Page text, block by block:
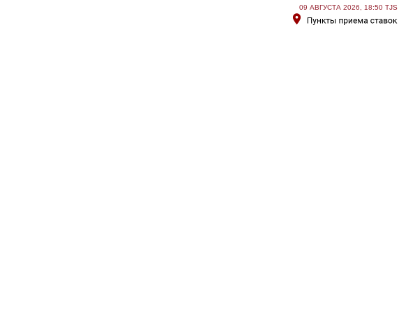
09 АВГУСТА 2026, 18:50 TJS